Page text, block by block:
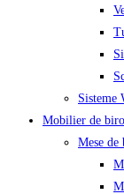
Sisteme
Mobilier de
Mese de